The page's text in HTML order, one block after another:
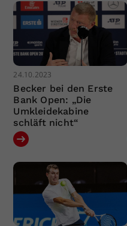
24.10.2023
Becker bei den Erste
Bank Open: „Die
Umkleidekabine
schläft nicht“